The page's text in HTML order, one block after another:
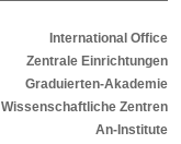
International Office
Zentrale Einrichtungen
Graduierten-Akademie
Wissenschaftliche Zentren
An-Institute